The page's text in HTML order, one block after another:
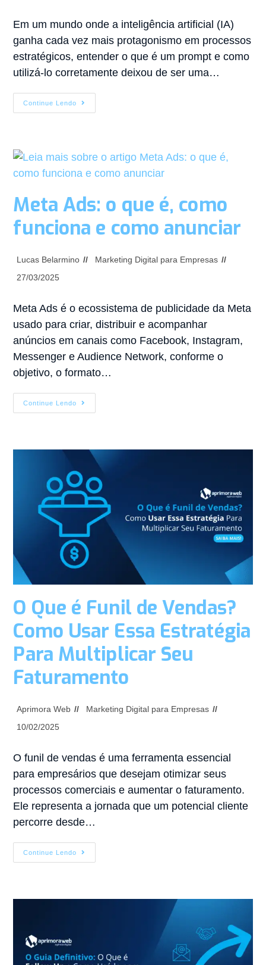
Em um mundo onde a inteligência artificial (IA)
ganha cada vez mais protagonismo em processos
estratégicos, entender o que é um prompt e como
utilizá-lo corretamente deixou de ser uma…
Continue Lendo
Meta Ads: o que é, como
funciona e como anunciar
Lucas Belarmino
Marketing Digital para Empresas
27/03/2025
Meta Ads é o ecossistema de publicidade da Meta
usado para criar, distribuir e acompanhar
anúncios em canais como Facebook, Instagram,
Messenger e Audience Network, conforme o
objetivo, o formato…
Continue Lendo
O Que é Funil de Vendas?
Como Usar Essa Estratégia
Para Multiplicar Seu
Faturamento
Aprimora Web
Marketing Digital para Empresas
10/02/2025
O funil de vendas é uma ferramenta essencial
para empresários que desejam otimizar seus
processos comerciais e aumentar o faturamento.
Ele representa a jornada que um potencial cliente
percorre desde…
Continue Lendo